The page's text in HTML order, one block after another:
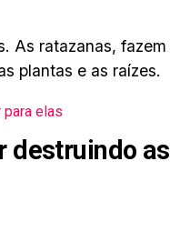
As ratazanas, fazem
plantas e as raízes.
elas
destruindo as